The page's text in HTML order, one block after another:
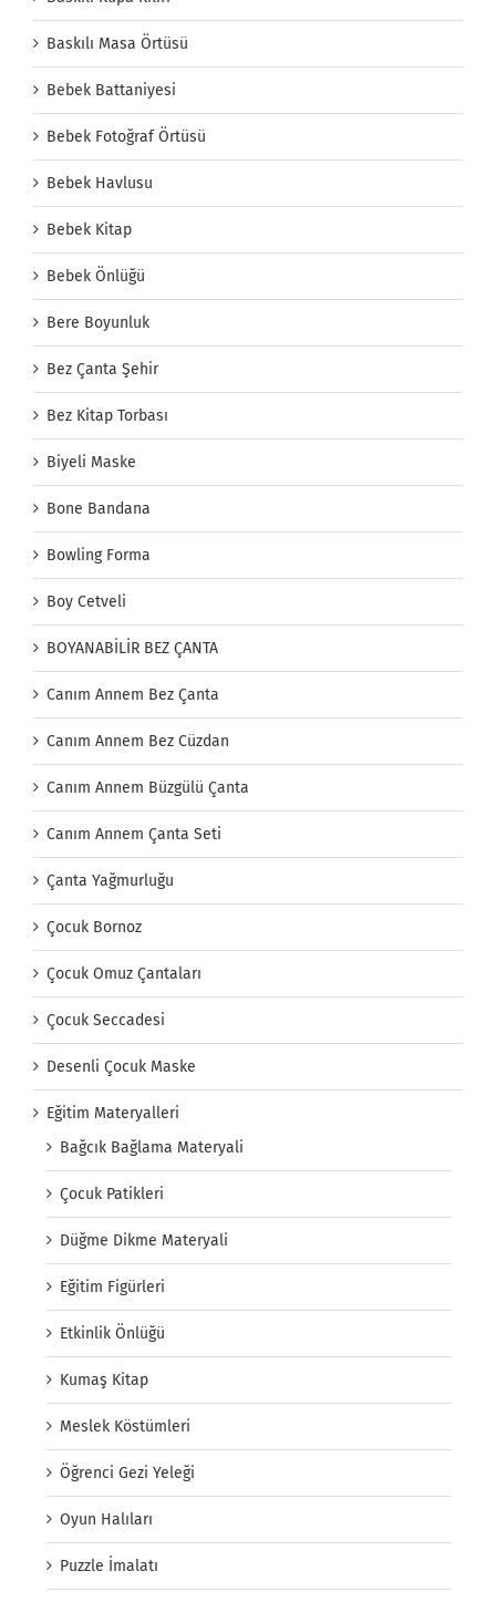
Baskılı Masa Örtüsü
Bebek Battaniyesi
Bebek Fotoğraf Örtüsü
Bebek Havlusu
Bebek Kitap
Bebek Önlüğü
Bere Boyunluk
Bez Çanta Şehir
Bez Kitap Torbası
Biyeli Maske
Bone Bandana
Bowling Forma
Boy Cetveli
BOYANABİLİR BEZ ÇANTA
Canım Annem Bez Çanta
Canım Annem Bez Cüzdan
Canım Annem Büzgülü Çanta
Canım Annem Çanta Seti
Çanta Yağmurluğu
Çocuk Bornoz
Çocuk Omuz Çantaları
Çocuk Seccadesi
Desenli Çocuk Maske
Eğitim Materyalleri
Bağcık Bağlama Materyali
Çocuk Patikleri
Düğme Dikme Materyali
Eğitim Figürleri
Etkinlik Önlüğü
Kumaş Kitap
Meslek Köstümleri
Öğrenci Gezi Yeleği
Oyun Halıları
Puzzle İmalatı